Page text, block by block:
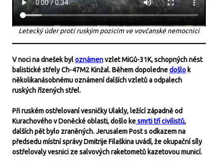
Letecký úder proti ruským pozicím ve vovčanské nemocnici
V noci na dnešek byloznámenvzlet MiGů-31K, schopných nést
balistické střely Ch-47M2 Kinžal. Během dopolednedošlo k
několikanásobnému oznámení dalších vzletů a odpalech
ruských řízených střel.
Při ruském ostřelovaní vesničky Ulakly, ležící západně od
Kurachového v Doněcké oblasti, došlo kesmrti tří civilistů,
dalších pět bylo zraněných. Jerusalem Post s odkazem na
předsedu místní správy Dmitrije Filaškina uvádí, že okupační síly
ostřelovaly vesnici ze salvových raketometů kazetovou municí.